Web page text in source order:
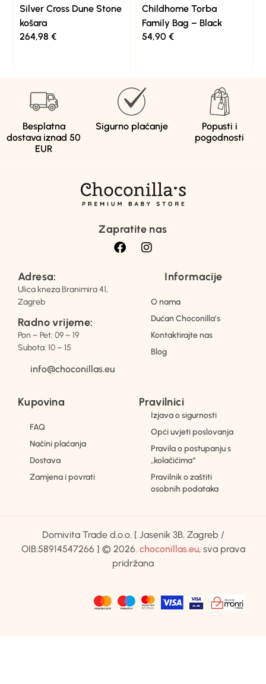
Silver Cross Dune Stone
košara
264,98€
Childhome Torba
Family Bag – Black
54,90 €
Besplatna
dostava iznad 50
EUR
Sigurno plaćanje
Popusti i
pogodnosti
Zapratite nas
Adresa:
Ulica kneza Branimira 41,
Zagreb
Radno vrijeme:
Pon – Pet: 09 – 19
Subota: 10 – 15
info@choconillas.eu
Informacije
O nama
Dućan Choconilla’s
Kontaktirajte nas
Blog
Kupovina
FAQ
Načini plaćanja
Dostava
Zamjena i povrati
Pravilnici
Izjava o sigurnosti
Opći uvjeti poslovanja
Pravila o postupanju s
„kolačićima“
Pravilnik o zaštiti
osobnih podataka
Domivita Trade d.o.o. [ Jasenik 3B, Zagreb /
OIB:58914547266 ] © 2026. choconillas.eu, sva prava
pridržana